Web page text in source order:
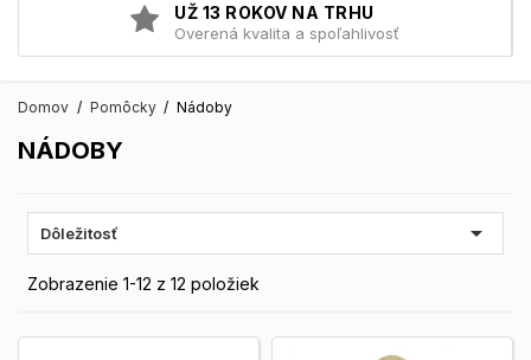
UŽ 13 ROKOV NA TRHU
Overená kvalita a spoľahlivosť
Domov Pomôcky Nádoby
NÁDOBY
Dôležitosť 
Zobrazenie 1-12 z 12 položiek